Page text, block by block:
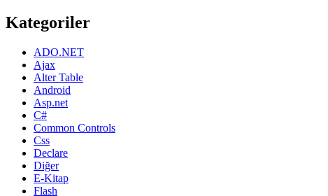
Kategoriler
ADO.NET
Ajax
Alter Table
Android
Asp.net
C#
Common Controls
Css
Declare
Diğer
E-Kitap
Flash